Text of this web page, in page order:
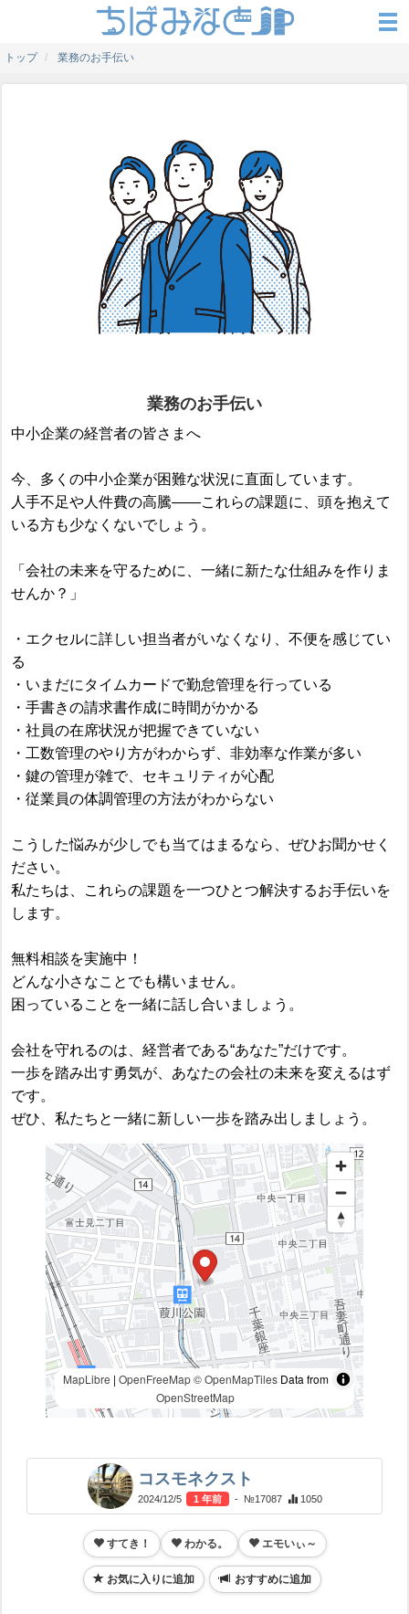
トップ 業務のお手伝い
業務のお手伝い
中小企業の経営者の皆さまへ
今、多くの中小企業が困難な状況に直面しています。
人手不足や人件費の高騰――これらの課題に、頭を抱えて
いる方も少なくないでしょう。
「会社の未来を守るために、一緒に新たな仕組みを作りま
せんか？」
・エクセルに詳しい担当者がいなくなり、不便を感じてい
る
・いまだにタイムカードで勤怠管理を行っている
・手書きの請求書作成に時間がかかる
・社員の在席状況が把握できていない
・工数管理のやり方がわからず、非効率な作業が多い
・鍵の管理が雑で、セキュリティが心配
・従業員の体調管理の方法がわからない
こうした悩みが少しでも当てはまるなら、ぜひお聞かせく
ださい。
私たちは、これらの課題を一つひとつ解決するお手伝いを
します。
無料相談を実施中！
どんな小さなことでも構いません。
困っていることを一緒に話し合いましょう。
会社を守れるのは、経営者である“あなた”だけです。
一歩を踏み出す勇気が、あなたの会社の未来を変えるはず
です。
ぜひ、私たちと一緒に新しい一歩を踏み出しましょう。
MapLibre | OpenFreeMap © OpenMapTilesData from
OpenStreetMap
コスモネクスト
2024/12/5 1 年前 - №17087 1050
すてき！ わかる。 エモいぃ～
お気に入りに追加 おすすめに追加